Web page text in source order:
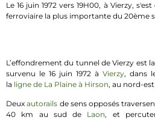
Le 16 juin 1972 vers 19H00, à Vierzy,
ferroviaire la plus importante du 20ème
L’effondrement du tunnel de Vierzy est
survenu le 16 juin 1972 à Vierzy, dans
la ligne de La Plaine à Hirson, au nord-est
Deuxautorails de sens opposés
40 km au sud de Laon, et